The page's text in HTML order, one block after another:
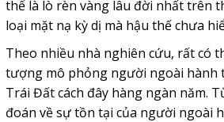
thể là lò rèn vàng lâu đời nhất trên
loại mặt nạ kỳ dị mà hậu thế chưa
Theo nhiều nhà nghiên cứu, rất có
tượng mô phỏng người ngoài hành
Trái Đất cách đây hàng ngàn năm.
đoán về sự tồn tại của người ngoài